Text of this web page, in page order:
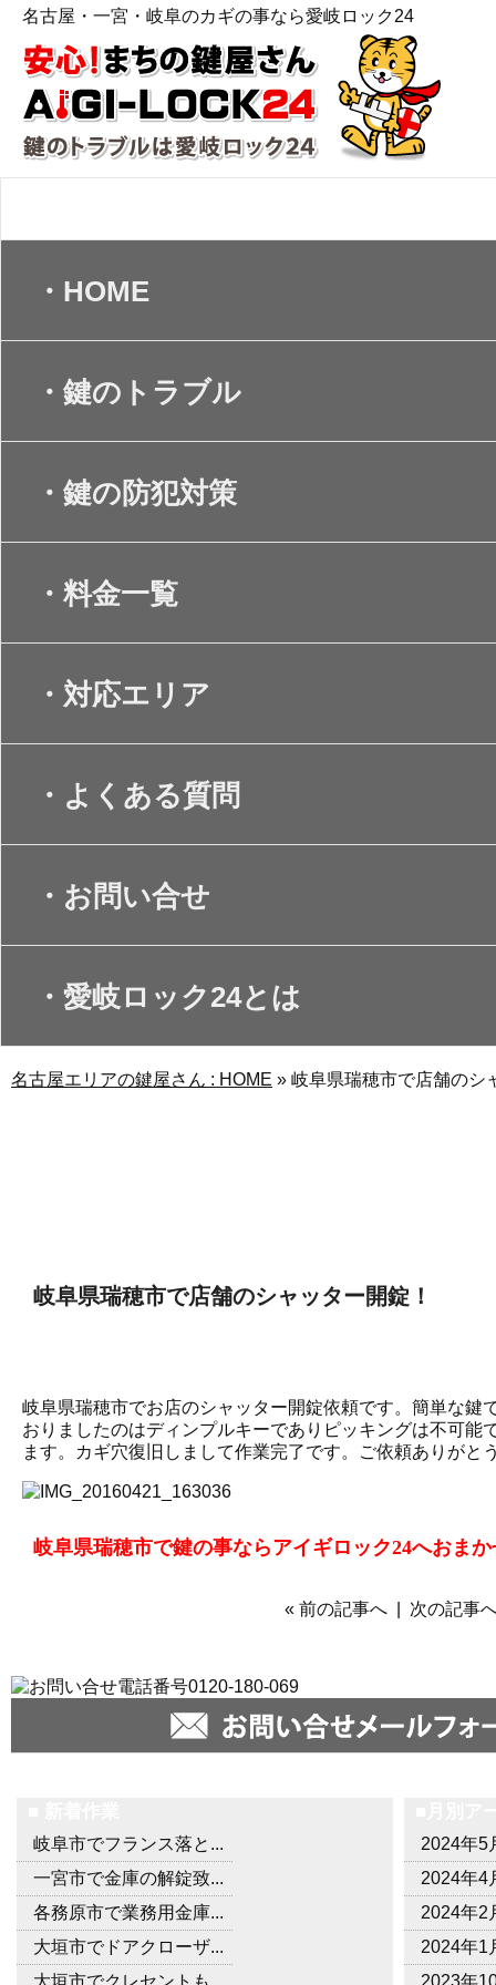
名古屋・一宮・岐阜のカギの事なら愛岐ロック24
・HOME
・鍵のトラブル
・鍵の防犯対策
・料金一覧
・対応エリア
・よくある質問
・お問い合せ
・愛岐ロック24とは
名古屋エリアの鍵屋さん : HOME » 岐阜県瑞穂市で店舗のシ
岐阜県瑞穂市で店舗のシャッター開錠！
岐阜県瑞穂市でお店のシャッター開錠依頼です。簡単な鍵
おりましたのはディンプルキーでありピッキングは不可能
ます。カギ穴復旧しまして作業完了です。ご依頼ありがと
岐阜県瑞穂市で鍵の事ならアイギロック24へおま
« 前の記事へ 次の記事
岐阜市でフランス落と...
一宮市で金庫の解錠致...
各務原市で業務用金庫...
大垣市でドアクローザ...
大垣市でクレセントも...
2024年5
2024年4
2024年2
2024年1
2023年